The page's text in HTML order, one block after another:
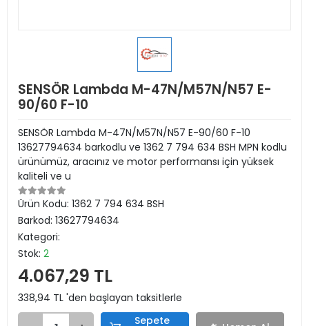
SENSÖR Lambda M-47N/M57N/N57 E-
90/60 F-10
SENSÖR Lambda M-47N/M57N/N57 E-90/60 F-10
13627794634 barkodlu ve 1362 7 794 634 BSH MPN kodlu
ürünümüz, aracınız ve motor performansı için yüksek
kaliteli ve u
Ürün Kodu: 1362 7 794 634 BSH
Barkod: 13627794634
Kategori:
Stok: 2
4.067,29 TL
338,94 TL 'den başlayan taksitlerle
Sepete